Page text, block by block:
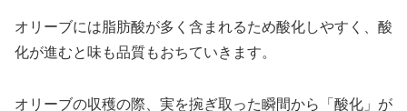
オリーブには脂肪酸が多く含まれるため酸化しやすく、酸
化が進むと味も品質もおちていきます。
オリーブの収穫の際、実を捥ぎ取った瞬間から「酸化」が